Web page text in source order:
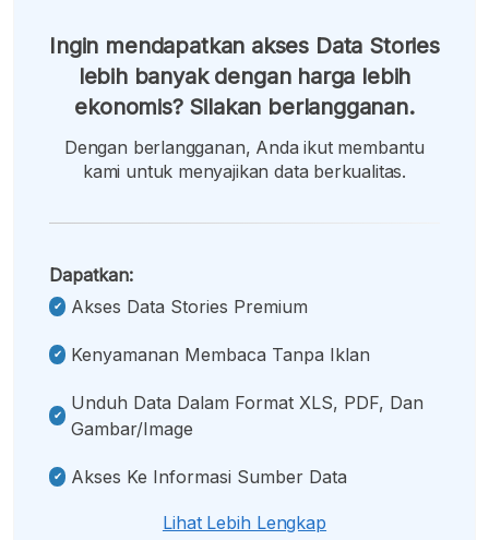
Ingin mendapatkan akses Data Stories
lebih banyak dengan harga lebih
ekonomis? Silakan berlangganan.
Dengan berlangganan, Anda ikut membantu
kami untuk menyajikan data berkualitas.
Dapatkan:
Akses Data Stories Premium
Kenyamanan Membaca Tanpa Iklan
Unduh Data Dalam Format XLS, PDF, Dan
Gambar/image
Akses Ke Informasi Sumber Data
Lihat Lebih Lengkap